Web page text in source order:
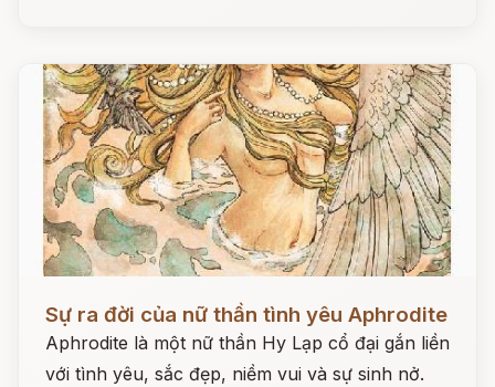
Sự ra đời của nữ thần tình yêu Aphrodite
Aphrodite là một nữ thần Hy Lạp cổ đại gắn liền
với tình yêu, sắc đẹp, niềm vui và sự sinh nở.